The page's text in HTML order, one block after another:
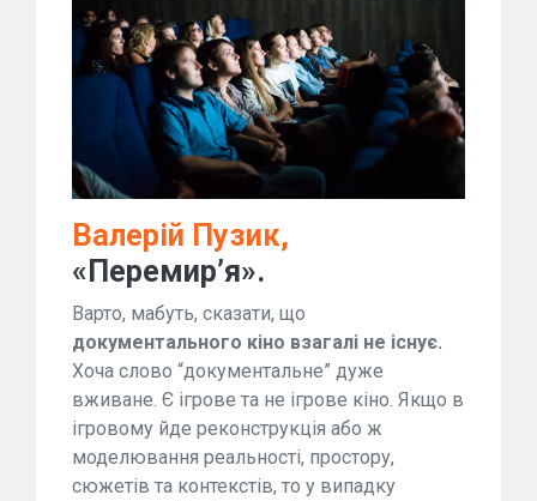
Валерій Пузик,
«Перемир’я».
Варто, мабуть, сказати, що
документального кіно взагалі не існує.
Хоча слово “документальне” дуже
вживане. Є ігрове та не ігрове кіно. Якщо в
ігровому йде реконструкція або ж
моделювання реальності, простору,
сюжетів та контекстів, то у випадку